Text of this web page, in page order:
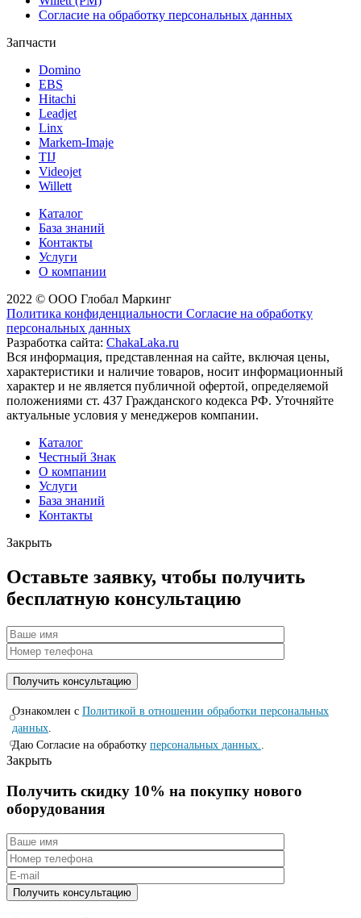
Согласие на обработку персональных данных
Запчасти
Domino
EBS
Hitachi
Leadjet
Linx
Markem-Imaje
TIJ
Videojet
Willett
Каталог
База знаний
Контакты
Услуги
О компании
2022 © ООО Глобал Маркинг
Политика конфиденциальности Согласие на обработку
персональных данных
Разработка сайта: ChakaLaka.ru
Вся информация, представленная на сайте, включая цены,
характеристики и наличие товаров, носит информационный
характер и не является публичной офертой, определяемой
положениями ст. 437 Гражданского кодекса РФ. Уточняйте
актуальные условия у менеджеров компании.
Каталог
Честный Знак
О компании
Услуги
База знаний
Контакты
Закрыть
Оставьте заявку, чтобы получить
бесплатную консультацию
Ознакомлен с Политикой в отношении обработки персональных
данных
Даю Согласие на обработку персональных данных.
Закрыть
Получить скидку 10% на покупку нового
оборудования